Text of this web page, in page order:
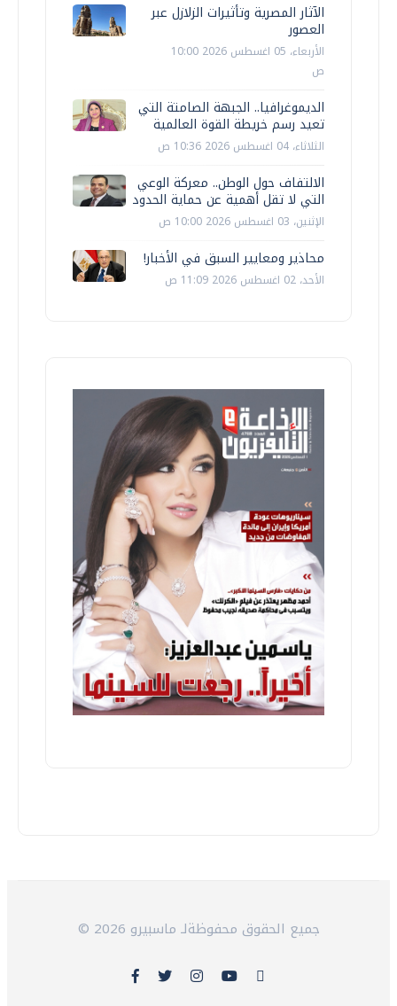
الآثار المصرية وتأثيرات الزلازل عبر
العصور
الأربعاء، 05 اغسطس 2026 10:00
ص
الديموغرافيا.. الجبهة الصامتة التي
تعيد رسم خريطة القوة العالمية
الثلاثاء، 04 اغسطس 2026 10:36 ص
الالتفاف حول الوطن.. معركة الوعي
التي لا تقل أهمية عن حماية الحدود
الإثنين، 03 اغسطس 2026 10:00 ص
محاذير ومعايير السبق في الأخبار!
الأحد، 02 اغسطس 2026 11:09 ص
© 2026 جميع الحقوق محفوظةلـ ماسبيرو